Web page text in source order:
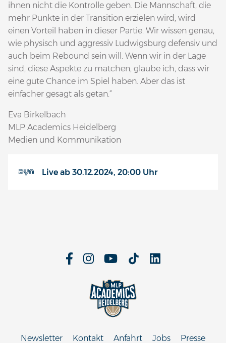
ihnen nicht die Kontrolle geben. Die Mannschaft, die
mehr Punkte in der Transition erzielen wird, wird
einen Vorteil haben in dieser Partie. Wir wissen genau,
wie physisch und aggressiv Ludwigsburg defensiv und
auch beim Rebound sein will. Wenn wir in der Lage
sind, diese Aspekte zu matchen, glaube ich, dass wir
eine gute Chance im Spiel haben. Aber das ist
einfacher gesagt als getan.“
Eva Birkelbach
MLP Academics Heidelberg
Medien und Kommunikation
Live ab 30.12.2024, 20:00 Uhr
Newsletter Kontakt Anfahrt Jobs Presse